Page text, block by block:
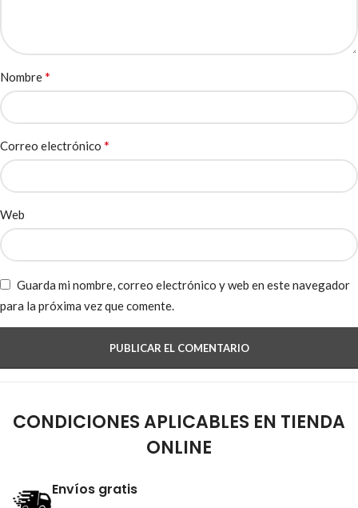
Nombre*
Correo electrónico *
Web
Guarda mi nombre, correo electrónico y web en este navegador
para la próxima vez que comente.
CONDICIONES APLICABLES EN TIENDA
ONLINE
Envíos gratis